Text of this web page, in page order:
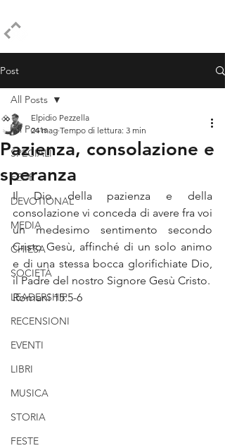
Post
All Posts
SPECIALI
FEDE
DEVOTIONAL
MEDIA
CHIESA
SOCIETÀ
LEADERSHIP
RECENSIONI
EVENTI
LIBRI
MUSICA
STORIA
FESTE
All Posts
Pazienza, consolazione e
speranza
Elpidio Pezzella
24 mag Tempo di lettura: 3 min
Il Dio della pazienza e della
consolazione vi conceda di avere fra voi
un medesimo sentimento secondo
Cristo Gesù, affinché di un solo animo
e di una stessa bocca glorifichiate Dio,
il Padre del nostro Signore Gesù Cristo.
Romani 15:5-6